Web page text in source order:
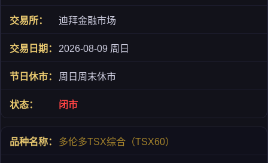
迪拜金融市场
2026-08-09 周日
周日周末休市
闭市
多伦多TSX综合（TSX60）